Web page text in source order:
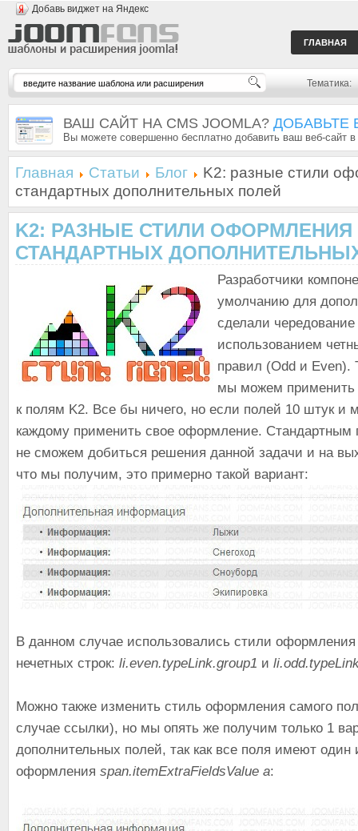
Добавь виджет на Яндекс
ГЛАВНАЯ
Тематика:
ВАШ САЙТ НА CMS JOOMLA? ДОБАВЬТЕ
Вы можете совершенно бесплатно добавить ваш веб-сайт
Главная Статьи Блог
K2: разные стили
стандартных дополнительных полей
K2: РАЗНЫЕ СТИЛИ ОФОРМЛЕНИЯ
СТАНДАРТНЫХ
Разработчики
умолчанию для
сделали
использованием
правил (Odd и Even).
мы можем применить
к полям K2. Все бы ничего, но если полей 10 штук и
каждому применить свое оформление.
не сможем добиться решения данной задачи и на
что мы получим, это примерно такой вариант:
В данном случае использовались стили
нечетных строк: li.even.typeLink.group1 и
Можно также изменить стиль оформления самого
случае ссылки), но мы опять же получим только 1
дополнительных полей, так как все поля имеют один
оформления span.itemExtraFieldsValue a: